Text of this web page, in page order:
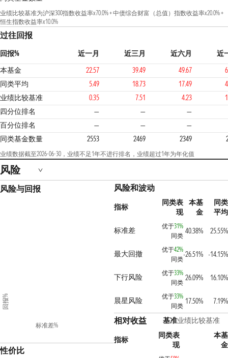
业绩比较基准为沪深300指数收益率x70.0% + 中债综合财富（总值）指数收益率x20.0% +
恒生指数收益率x10.0%
过往回报
回报% 近一月 近三月 近六月
近
本基金
22.57 39.49 49.67
同类平均
5.49 18.73 17.49
业绩比较基准
0.35 7.51 4.23
四分位排名
— — —
2
百分位排名 — —
—
同类基金数量
2553 2469 2349
业绩数据截至2026-06-30，业绩不足1年不进行排名，业绩超过1年为年化值
风险
风险与回报
标准差%
回报%
性价比
风险和波动
指标
同类表
现
本基
金
同类
平均
标准差
优于31%
同类
40.38% 25.55%
最大回撤 优于42%
同类
-26.51% -14.15%
下行风险 优于33%
同类
26.09% 16.10%
晨星风险 优于33%
同类
17.50% 7.19%
相对收益 基准业绩比较基准
指标
同类表
现
本基
金